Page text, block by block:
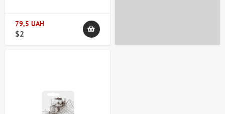
79,5 UAH
$2